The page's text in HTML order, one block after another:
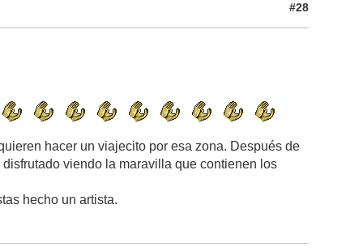
#28
hacer un viajecito por esa zona. Después de
viendo la maravilla que contienen los
hecho un artista.